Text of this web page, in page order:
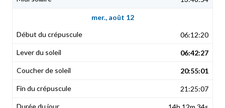
mer., août 12
06:12:20
06:42:27
20:55:01
21:25:07